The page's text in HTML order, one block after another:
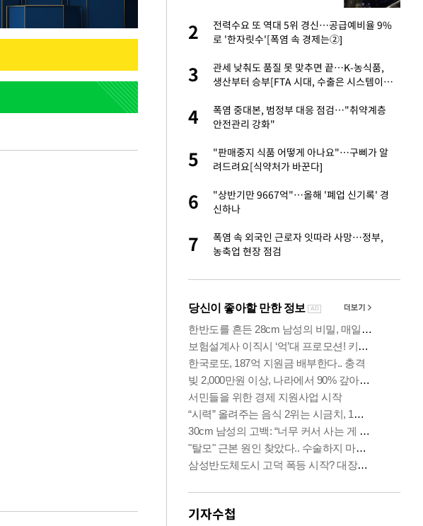
손떨림 건강이상설 한승연…"목디스크 심해
치료 중"
한정수 "황정민 선배만 피해…떳떳하면 신분
공개하라"
기름값 뛰자 친환경차 인기↑…변하는 자동
[단독]대통령기록관, '尹 추가' 홈페이지 공
2
전력수요 또 역대 5위 경신…공급예비율 9%
로 '한자릿수'[폭염 속 경제는②]
3
관세 낮춰도 품질 못 맞추면 끝…K-농식품,
생산부터 승부[FTA 시대, 수출은 시스템이다
4
폭염 중대본, 범정부 대응 점검…"취약계층
안전관리 강화"
5
"판매중지 식품 어떻게 아나요"…구삐가 알
려드려요[식약처가 바꾼다]
6
"상반기만 9667억"…올해 '폐업 신기록' 경
신하나
7
폭염 속 외국인 근로자 잇따라 사망…정부,
농축업 현장 점검
기자수첩